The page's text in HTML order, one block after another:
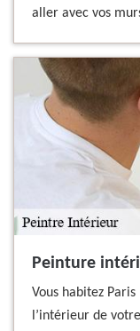
aller avec vos
Peinture
Vous habitez
l’intérieur de